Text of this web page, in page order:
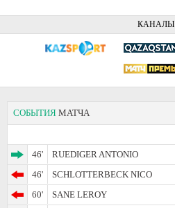
КАНАЛЫ
СОБЫТИЯ МАТЧА
46'
RUEDIGER ANTONIO
46'
SCHLOTTERBECK NICO
60'
SANE LEROY